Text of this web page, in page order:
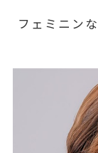
フェミニン